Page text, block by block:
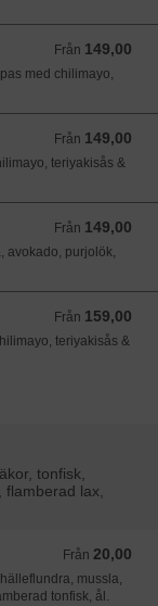
Från 149,00
Från 149,00 SEK
med chilimayo,
Från 149,00
Från 149,00 SEK
teriyakisås &
Från 149,00
Från 149,00 SEK
avokado, purjolök,
Från 159,00
Från 159,00 SEK
teriyakisås &
tonfisk,
flamberad lax,
Från 20,00
Från 20,00 SEK
mussla,
tonfisk, ål.